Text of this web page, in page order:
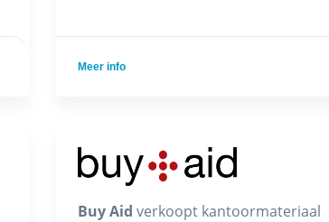
Meer info
Buy Aid verkoopt kantoormateriaal